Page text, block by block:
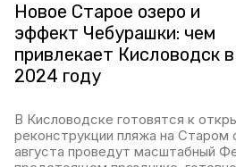
Новое Старое озеро и
эффект Чебурашки: чем
привлекает Кисловодск в
2024 году
В Кисловодске готовятся к
реконструкции пляжа на Старом
августа проведут масштабный